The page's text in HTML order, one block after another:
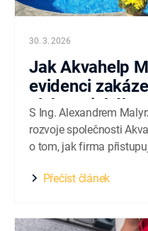
30. 3. 2026
Jak Akvahelp
evidenci
elektronického
S Ing. Alexandrem
rozvoje společnosti
o tom, jak firma
zavádění aplikace
Přečíst článek